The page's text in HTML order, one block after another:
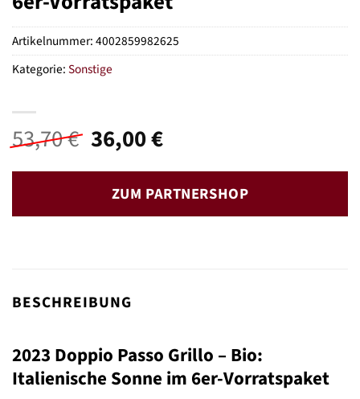
53,70€ Ursprünglicher
Preis
war:
53,70 €
36,00€Aktueller
ist:
36,00 €.
ZUM PARTNERSHOP
Artikelnummer:4002859982625
Kategorie:Sonstige
BESCHREIBUNG
2023 Doppio Passo Grillo – Bio:
Italienische Sonne im 6er-Vorratspaket